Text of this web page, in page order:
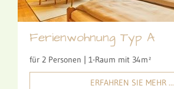
Ferienwohnung Typ A
für 2 Personen | 1-Raum mit 34m²
ERFAHREN SIE MEHR ...